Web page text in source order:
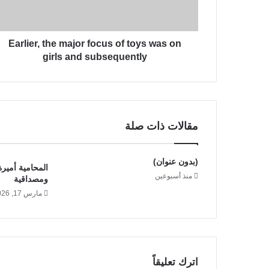
نt
a
f
o
c
u
t
s
Earlier, the major focus of toys was on
girls and subsequently
مقالات ذات صلة
(بدون عنوان)
منذ أسبوعين
المحامية
ومصداقية
مارس 17, 2026
اترك تعليقاً